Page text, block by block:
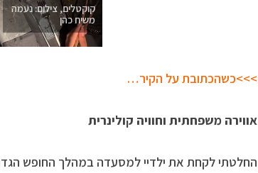
קוקטלים, צילום: נעמה
משיח כהן
>>>כשהכתובת על הקיר…
אווירה משפחתית וחוויה קולינרית
החלטתי לקחת את ילדיי למסעדה במהלך החופש